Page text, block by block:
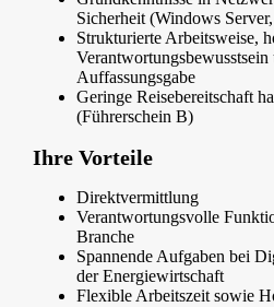
Sicherheit (Windows
Strukturierte Arbeitsweise,
Verantwortungsbewusstsein
Auffassungsgabe
Geringe Reisebereitschaft
(Führerschein B)
Ihre Vorteile
Direktvermittlung
Verantwortungsvolle
Branche
Spannende Aufgaben bei
der Energiewirtschaft
Flexible Arbeitszeit sowie